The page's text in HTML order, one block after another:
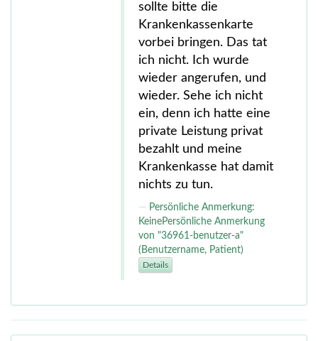
sollte bitte die
Krankenkassenkarte
vorbei bringen. Das tat
ich nicht. Ich wurde
wieder angerufen, und
wieder. Sehe ich nicht
ein, denn ich hatte eine
private Leistung privat
bezahlt und meine
Krankenkasse hat damit
nichts zu tun.
Persönliche Anmerkung:
KeinePersönliche Anmerkung
von "36961-benutzer-a"
(Benutzername, Patient)
Details